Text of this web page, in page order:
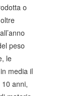
o
peso
le
media il
anni,